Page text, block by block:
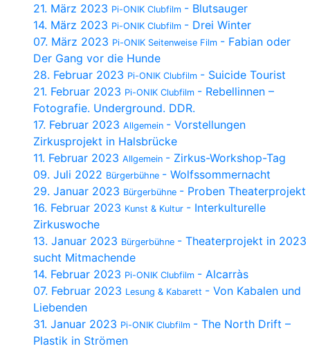
21. März 2023 Pi-ONIK Clubfilm - Blutsauger
14. März 2023 Pi-ONIK Clubfilm - Drei Winter
07. März 2023 Pi-ONIK Seitenweise Film - Fabian oder
Der Gang vor die Hunde
28. Februar 2023 Pi-ONIK Clubfilm - Suicide Tourist
21. Februar 2023 Pi-ONIK Clubfilm - Rebellinnen –
Fotografie. Underground. DDR.
17. Februar 2023 Allgemein - Vorstellungen
Zirkusprojekt in Halsbrücke
11. Februar 2023 Allgemein - Zirkus-Workshop-Tag
09. Juli 2022 Bürgerbühne - Wolfssommernacht
29. Januar 2023 Bürgerbühne - Proben Theaterprojekt
16. Februar 2023 Kunst & Kultur - Interkulturelle
Zirkuswoche
13. Januar 2023 Bürgerbühne - Theaterprojekt in 2023
sucht Mitmachende
14. Februar 2023 Pi-ONIK Clubfilm - Alcarràs
07. Februar 2023 Lesung & Kabarett - Von Kabalen und
Liebenden
31. Januar 2023 Pi-ONIK Clubfilm - The North Drift –
Plastik in Strömen